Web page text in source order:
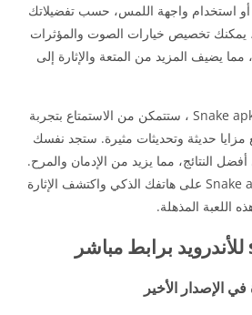
أو استخدام واجهة اللمس، حسب تفضيلاتك
يمكنك تخصيص خيارات الصوت والمؤثرات
يضيف المزيد من المتعة والإثارة إلى
من خلال تنزيل ثعبان Snake apk 2026 ، ستتمكن من الاستمتاع بتجربة
مزايا حديثة وتحديثات مثيرة. ستجد نفسك
النتائج، مما يزيد من الإدمان والمرح.
استمتع بلعبة ثعبان Snake apk 2026 على هاتفك الذكي واكتشف الإثارة
اللعبة المذهلة.
الإصدار الأخير